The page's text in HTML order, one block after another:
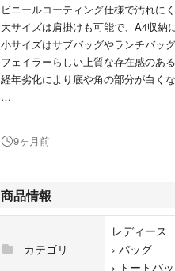
ビニールコーティング仕様で汚れに
大サイズは肩掛けも可能で、A4収納
小サイズはサブバッグやランチバッ
フェイラーらしい上質な存在感のあ
経年劣化により底や角の部分が白く
フェイラー トートバッグ 花柄 ブラ
◆◆◆ 他にも出品中 ◆◆◆
#おいすん全アイテム
#おいすんFEILER
9ヶ月前
商品情報
カテゴリ
レディース
› バッグ
› トートバ